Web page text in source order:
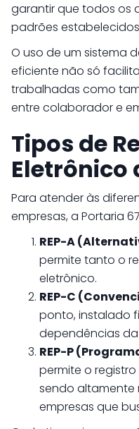
garantir que todos os
padrões
O uso de um sistema
eficiente não só
trabalhadas como
entre colaborador e
Tipos de
Eletrônico
Para atender às
empresas, a Portaria
REP-A
permite tanto o
eletrônico.
REP-C
ponto, instalado
dependências
REP-P
permite o
sendo
empresas que